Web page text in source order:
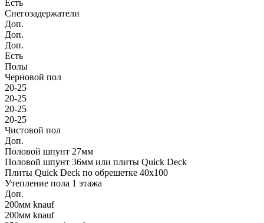
Есть
Снегозадержатели
Доп.
Доп.
Доп.
Есть
Полы
Черновой пол
20-25
20-25
20-25
20-25
Чистовой пол
Доп.
Половой шпунт 27мм
Половой шпунт 36мм или плиты Quick Deck
Плиты Quick Deck по обрешетке 40х100
Утепление пола 1 этажа
Доп.
200мм knauf
200мм knauf